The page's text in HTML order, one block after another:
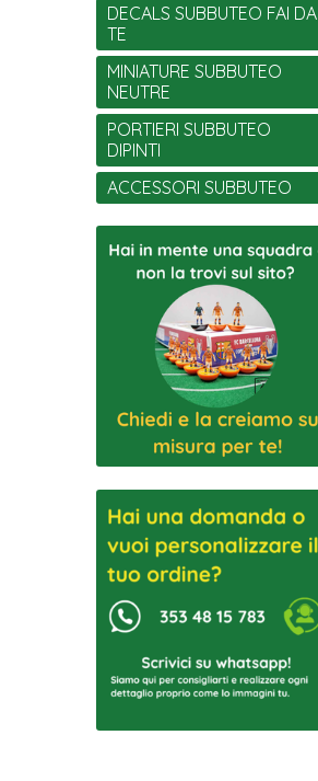
DECALS SUBBUTEO FAI DA
TE
MINIATURE SUBBUTEO
NEUTRE
PORTIERI SUBBUTEO
DIPINTI
ACCESSORI SUBBUTEO